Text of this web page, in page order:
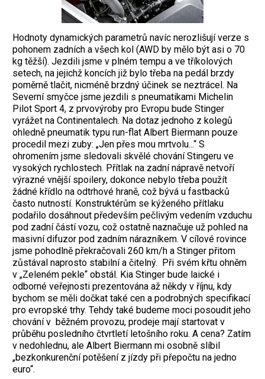
Hodnoty dynamických parametrů navíc nerozlišují verze s
pohonem zadních a všech kol (AWD by mělo být asi o 70
kg těžší). Jezdili jsme v plném tempu a ve tříkolových
setech, na jejichž koncích již bylo třeba na pedál brzdy
poměrně tlačit, nicméně brzdný účinek se neztrácel. Na
Severní smyčce jsme jezdili s pneumatikami Michelin
Pilot Sport 4, z prvovýroby pro Evropu bude Stinger
vyrážet na Continentalech. Na dotaz jednoho z kolegů
ohledně pneumatik typu run-flat Albert Biermann pouze
procedil mezi zuby: „Jen přes mou mrtvolu...“ S
ohromením jsme sledovali skvělé chování Stingeru ve
vysokých rychlostech. Přítlak na zadní nápravě netvoří
výrazné vnější spoilery, dokonce nebylo třeba použít
žádné křídlo na odtrhové hraně, což bývá u fastbacků
často nutností. Konstruktérům se kýženého přítlaku
podařilo dosáhnout především pečlivým vedením vzduchu
pod zadní částí vozu, což ostatně naznačuje už pohled na
masivní difuzor pod zadním nárazníkem. V cílové rovince
jsme pohodlně překračovali 260 km/h a Stinger přitom
zůstával naprosto stabilní a čitelný. Při svém křtu ohněm
v „Zeleném pekle“ obstál. Kia Stinger bude laické i
odborné veřejnosti prezentována až někdy v říjnu, kdy
bychom se měli dočkat také cen a podrobných specifikací
pro evropské trhy. Tehdy také budeme moci posoudit jeho
chování v běžném provozu, prodeje mají startovat v
průběhu posledního čtvrtletí letošního roku. A cena? Zatím
v nedohlednu, ale Albert Biermann mi osobně slíbil
„bezkonkurenční potěšení z jízdy při přepočtu na jedno
euro“.